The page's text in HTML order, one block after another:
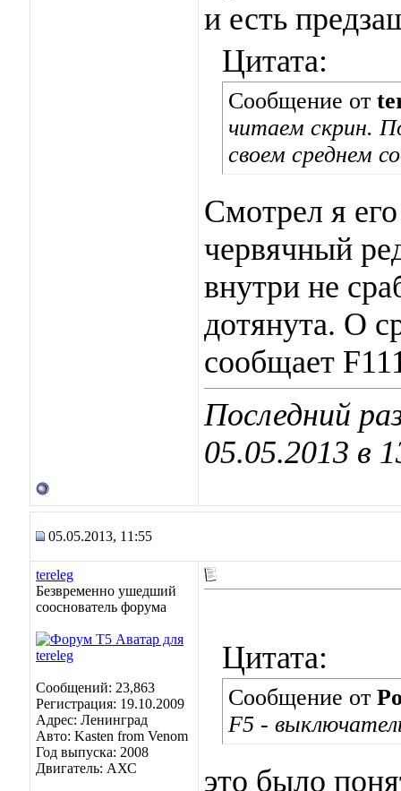
и есть
Цитата:
Сообщение от
читаем скрин.
своем среднем
Смотрел я
червячный
внутри не
дотянута. О
сообщает
Последний
05.05.2013 в
05.05.2013, 11:55
tereleg
Безвременно ушедший
сооснователь форума
Сообщений: 23,863
Регистрация: 19.10.2009
Адрес: Ленинград
Авто: Kasten from Venom
Год выпуска: 2008
Двигатель: АХС
Цитата:
Сообщение от
F5 -
это было